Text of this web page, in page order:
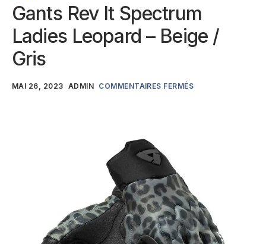
Types de gants
Guide d’achat
Gants Rev It Spectrum
Ladies Leopard – Beige /
Gris
MAI 26, 2023 ADMIN COMMENTAIRES FERMÉS